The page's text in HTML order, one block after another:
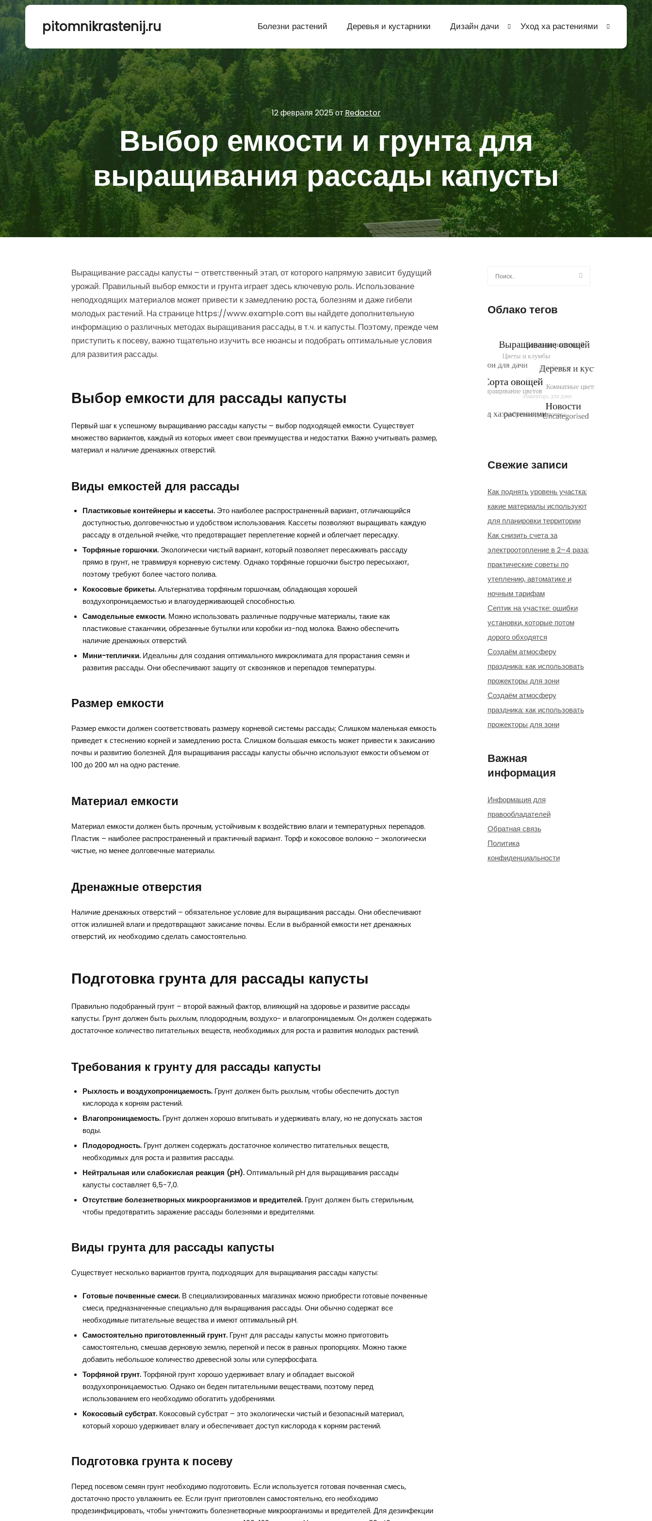
pitomnikrastenij.ru Болезни растений Деревья и кустарники Дизайн дачи Уход ха растениями
12 февраля 2025отRedactor
Выбор емкости и грунта для
выращивания рассады капусты
Выращивание рассады капусты – ответственный этап, от которого напрямую зависит будущий
урожай. Правильный выбор емкости и грунта играет здесь ключевую роль. Использование
неподходящих материалов может привести к замедлению роста, болезням и даже гибели
молодых растений. На странице https://www.example.com вы найдете дополнительную
информацию о различных методах выращивания рассады, в т.ч. и капусты. Поэтому, прежде чем
приступить к посеву, важно тщательно изучить все нюансы и подобрать оптимальные условия
для развития рассады.
Выбор емкости для рассады капусты
Первый шаг к успешному выращиванию рассады капусты – выбор подходящей емкости. Существует
множество вариантов, каждый из которых имеет свои преимущества и недостатки. Важно учитывать размер,
материал и наличие дренажных отверстий.
Виды емкостей для рассады
Пластиковые контейнеры и кассеты.Это наиболее распространенный вариант, отличающийся
доступностью, долговечностью и удобством использования. Кассеты позволяют выращивать каждую
рассаду в отдельной ячейке, что предотвращает переплетение корней и облегчает пересадку.
Торфяные горшочки.Экологически чистый вариант, который позволяет пересаживать рассаду
прямо в грунт, не травмируя корневую систему. Однако торфяные горшочки быстро пересыхают,
поэтому требуют более частого полива.
Кокосовые брикеты.Альтернатива торфяным горшочкам, обладающая хорошей
воздухопроницаемостью и влагоудерживающей способностью.
Самодельные емкости.Можно использовать различные подручные материалы, такие как
пластиковые стаканчики, обрезанные бутылки или коробки из-под молока. Важно обеспечить
наличие дренажных отверстий.
Мини-теплички.Идеальны для создания оптимального микроклимата для прорастания семян и
развития рассады. Они обеспечивают защиту от сквозняков и перепадов температуры.
Размер емкости
Размер емкости должен соответствовать размеру корневой системы рассады; Слишком маленькая емкость
приведет к стеснению корней и замедлению роста. Слишком большая емкость может привести к закисанию
почвы и развитию болезней. Для выращивания рассады капусты обычно используют емкости объемом от
100 до 200 мл на одно растение.
Материал емкости
Материал емкости должен быть прочным, устойчивым к воздействию влаги и температурных перепадов.
Пластик – наиболее распространенный и практичный вариант. Торф и кокосовое волокно – экологически
чистые, но менее долговечные материалы.
Дренажные отверстия
Наличие дренажных отверстий – обязательное условие для выращивания рассады. Они обеспечивают
отток излишней влаги и предотвращают закисание почвы. Если в выбранной емкости нет дренажных
отверстий, их необходимо сделать самостоятельно.
Подготовка грунта для рассады капусты
Правильно подобранный грунт – второй важный фактор, влияющий на здоровье и развитие рассады
капусты. Грунт должен быть рыхлым, плодородным, воздухо- и влагопроницаемым. Он должен содержать
достаточное количество питательных веществ, необходимых для роста и развития молодых растений.
Требования к грунту для рассады капусты
Рыхлость и воздухопроницаемость.Грунт должен быть рыхлым, чтобы обеспечить доступ
кислорода к корням растений.
Влагопроницаемость.Грунт должен хорошо впитывать и удерживать влагу, но не допускать застоя
воды.
Плодородность.Грунт должен содержать достаточное количество питательных веществ,
необходимых для роста и развития рассады.
Нейтральная или слабокислая реакция (pH).Оптимальный pH для выращивания рассады
капусты составляет 6,5-7,0.
Отсутствие болезнетворных микроорганизмов и вредителей.Грунт должен быть стерильным,
чтобы предотвратить заражение рассады болезнями и вредителями.
Виды грунта для рассады капусты
Существует несколько вариантов грунта, подходящих для выращивания рассады капусты:
Готовые почвенные смеси.В специализированных магазинах можно приобрести готовые почвенные
смеси, предназначенные специально для выращивания рассады. Они обычно содержат все
необходимые питательные вещества и имеют оптимальный pH.
Самостоятельно приготовленный грунт.Грунт для рассады капусты можно приготовить
самостоятельно, смешав дерновую землю, перегной и песок в равных пропорциях. Можно также
добавить небольшое количество древесной золы или суперфосфата.
Торфяной грунт.Торфяной грунт хорошо удерживает влагу и обладает высокой
воздухопроницаемостью. Однако он беден питательными веществами, поэтому перед
использованием его необходимо обогатить удобрениями.
Кокосовый субстрат.Кокосовый субстрат – это экологически чистый и безопасный материал,
который хорошо удерживает влагу и обеспечивает доступ кислорода к корням растений.
Подготовка грунта к посеву
Перед посевом семян грунт необходимо подготовить. Если используется готовая почвенная смесь,
достаточно просто увлажнить ее. Если грунт приготовлен самостоятельно, его необходимо
продезинфицировать, чтобы уничтожить болезнетворные микроорганизмы и вредителей. Для дезинфекции
Найти:
Облако тегов
Свежие записи
Как поднять уровень участка:
какие материалы используют
для планировки территории
Как снизить счета за
электроотопление в 2–4 раза:
практические советы по
утеплению, автоматике и
ночным тарифам
Септик на участке: ошибки
установки, которые потом
дорого обходятся
Создаём атмосферу
праздника: как использовать
прожекторы для зони
Создаём атмосферу
праздника: как использовать
прожекторы для зони
Важная
информация
Информация для
правообладателей
Обратная связь
Политика
конфиденциальности